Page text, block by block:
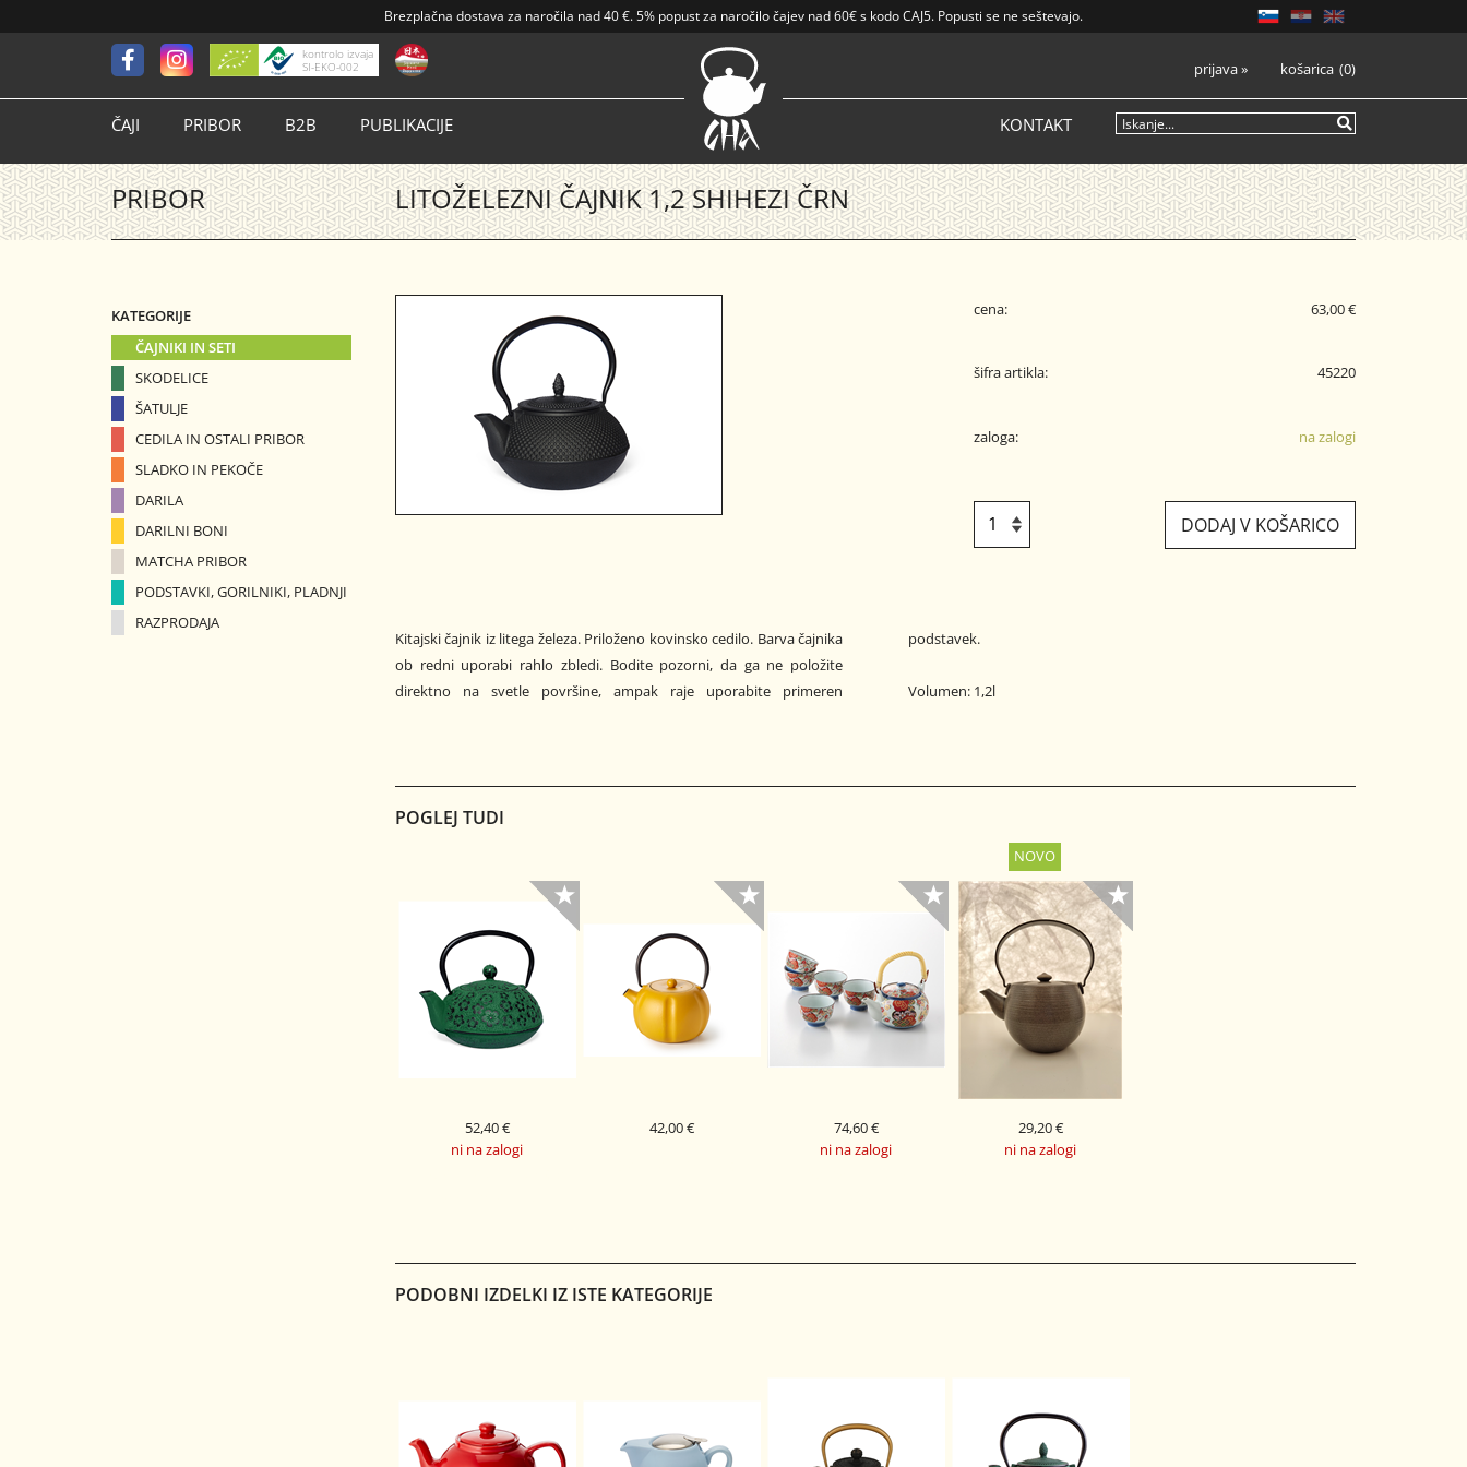
Brezplačna dostava za naročila nad40 €.5% popust za naročilo čajev nad 60€ s kodo CAJ5. Popusti se ne seštevajo.
kontrolo izvaja
SI-EKO-002
ČAJI PRIBOR B2B PUBLIKACIJE KONTAKT
košarica 0
prijava»
KATEGORIJE
ČAJNIKI IN SETI
SKODELICE
ŠATULJE
CEDILA IN OSTALI PRIBOR
SLADKO IN PEKOČE
DARILA
DARILNI BONI
MATCHA PRIBOR
PODSTAVKI, GORILNIKI, PLADNJI
RAZPRODAJA
PRIBOR LITOŽELEZNI ČAJNIK 1,2 SHIHEZI ČRN
cena: 63,00 €
šifra artikla: 45220
zaloga: na zalogi
DODAJ V KOŠARICO
Kitajski čajnik iz litega železa. Priloženo kovinsko cedilo. Barva čajnika
ob redni uporabi rahlo zbledi. Bodite pozorni, da ga ne položite
direktno na svetle površine, ampak raje uporabite primeren
podstavek.
Volumen: 1,2l
POGLEJ TUDI
ni na zalogi
52,40 €
42,00 €
ni na zalogi
74,60 €
ni na zalogi
29,20 €
PODOBNI IZDELKI IZ ISTE KATEGORIJE